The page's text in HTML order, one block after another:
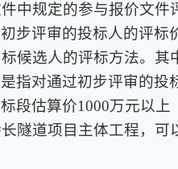
中规定的参与报价文件
步评审的投标人的评
候选人的评标方法。其
是指对通过初步评审的投
段估算价1000万元以
隧道项目主体工程，